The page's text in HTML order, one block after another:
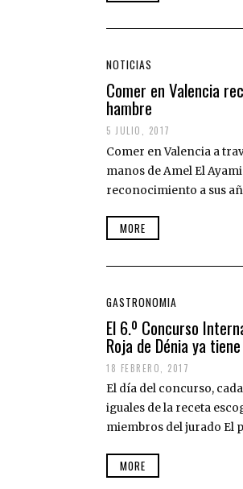
NOTICIAS
Comer en Valencia
hambre
5 JULIO, 2017
Comer en Valencia a
manos de Amel El
reconocimiento a sus
MORE
GASTRONOMIA
El 6.º Concurso
Roja de Dénia ya
18 FEBRERO, 2017
F
E
R
El día del concurso,
iguales de la receta
miembros del jurado El
MORE